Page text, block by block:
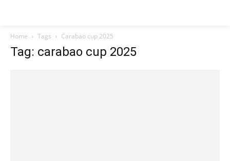
Home Tags Carabao cup 2025
Tag: carabao cup 2025